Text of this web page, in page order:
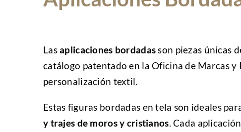
Lasaplicaciones bordadasson piezas únicas
catálogo patentado en la Oficina de Marcas y
personalización textil.
Estas figuras bordadas en tela son ideales
y trajes de moros y cristianos. Cada